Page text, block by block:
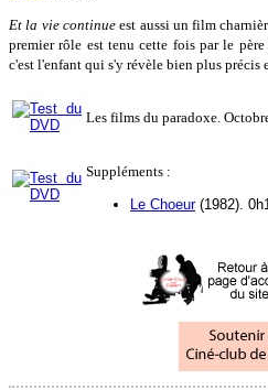
Et la vie continueest aussi un film
premier rôle est tenu cette fois par le
c'est l'enfant qui s'y révèle bien plus précis
Les films du paradoxe.
Suppléments :
Le Choeur(1982).